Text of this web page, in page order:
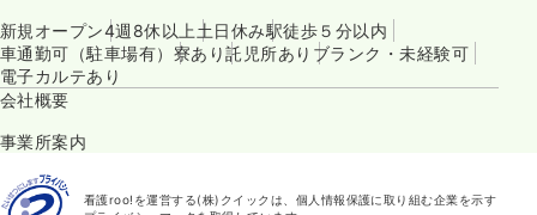
新規オープン4週8休以上 土日休み駅徒歩５分以内
車通勤可（駐車場有） 寮あり託児所あり ブランク・未経験可
電子カルテあり
会社概要
事業所案内
看護roo!を運営する(株)クイックは、個人情報保護に取り組む企業を示す